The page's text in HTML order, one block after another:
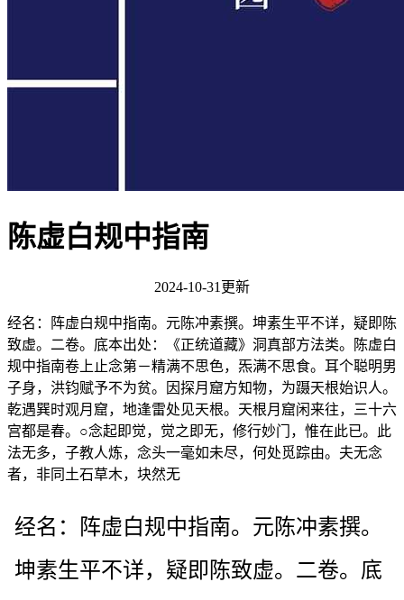
陈虚白规中指南
2024-10-31更新
经名：阵虚白规中指南。元陈冲素撰。坤素生平不详，疑即陈
致虚。二卷。底本出处：《正统道藏》洞真部方法类。陈虚白
规中指南卷上止念第－精满不思色，炁满不思食。耳个聪明男
子身，洪钧赋予不为贫。因探月窟方知物，为蹑天根始识人。
乾遇巽时观月窟，地逢雷处见天根。天根月窟闲来往，三十六
宫都是春。○念起即觉，觉之即无，修行妙门，惟在此已。此
法无多，子教人炼，念头一毫如未尽，何处觅踪由。夫无念
者，非同土石草木，块然无
经名：阵虚白规中指南。元陈冲素撰。
坤素生平不详，疑即陈致虚。二卷。底